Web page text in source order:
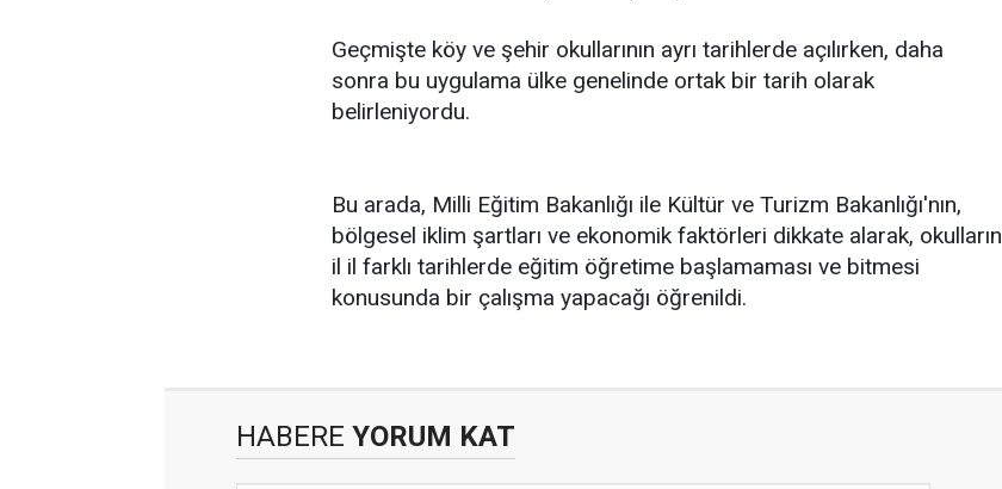
Geçmişte köy ve şehir okullarının ayrı tarihlerde açılırken, daha
sonra bu uygulama ülke genelinde ortak bir tarih olarak
belirleniyordu.
Bu arada, Milli Eğitim Bakanlığı ile Kültür ve Turizm Bakanlığı'nın,
bölgesel iklim şartları ve ekonomik faktörleri dikkate alarak, okulların
il il farklı tarihlerde eğitim öğretime başlamaması ve bitmesi
konusunda bir çalışma yapacağı öğrenildi.
HABERE YORUM KAT